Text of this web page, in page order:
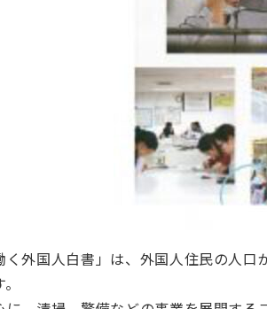
く外国人白書」は、外国人住民の人